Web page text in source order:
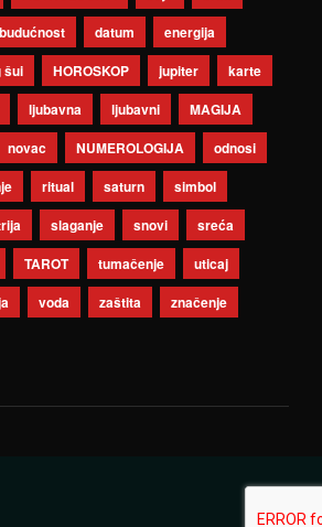
budućnost datum
energija
šui HOROSKOP jupiter
karte
ljubavna ljubavni
MAGIJA
novac NUMEROLOGIJA
odnosi
ritual saturn
simbol
slaganje snovi
sreća
TAROT tumačenje
uticaj
voda zaštita značenje